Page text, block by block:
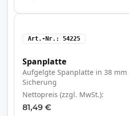
Art.-Nr. 54225
Spanplatte
Aufgelgte Spanplatte in 38 mm
Sicherung
Nettopreis (zzgl. MwSt.)
81,49 €